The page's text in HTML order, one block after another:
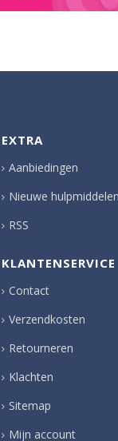
EXTRA
Aanbiedingen
Nieuwe hulpmiddelen
RSS
KLANTENSERVICE
Contact
Verzendkosten
Retourneren
Klachten
Sitemap
Mijn account